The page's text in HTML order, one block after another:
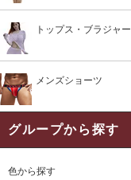
トップス・ブラジャー
メンズショーツ
グループから探す
色から探す